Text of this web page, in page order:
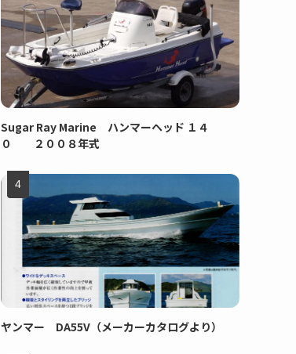
Sugar Ray Marine ハンマーヘッド １４
０ ２００８年式
ヤンマー DA55V（メーカーカタログより）